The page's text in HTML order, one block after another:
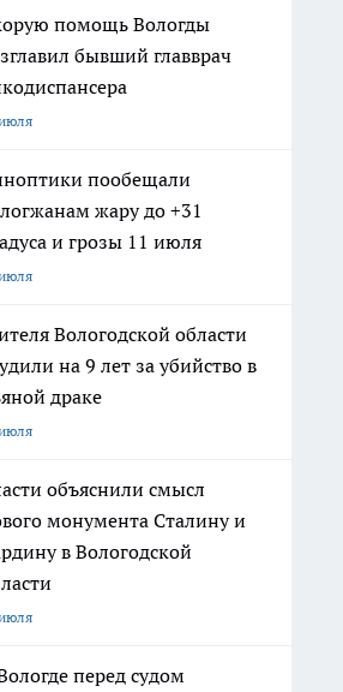
помощь Вологды
бывший главврач
пообещали
жару до +31
и грозы 11 июля
Вологодской области
на 9 лет за убийство в
драке
объяснили смысл
монумента Сталину и
в Вологодской
перед судом